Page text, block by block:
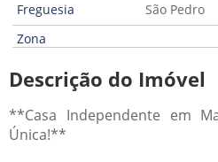
Freguesia
São Pedro
Zona
Descrição do Imóvel
**Casa Independente em
Única!**